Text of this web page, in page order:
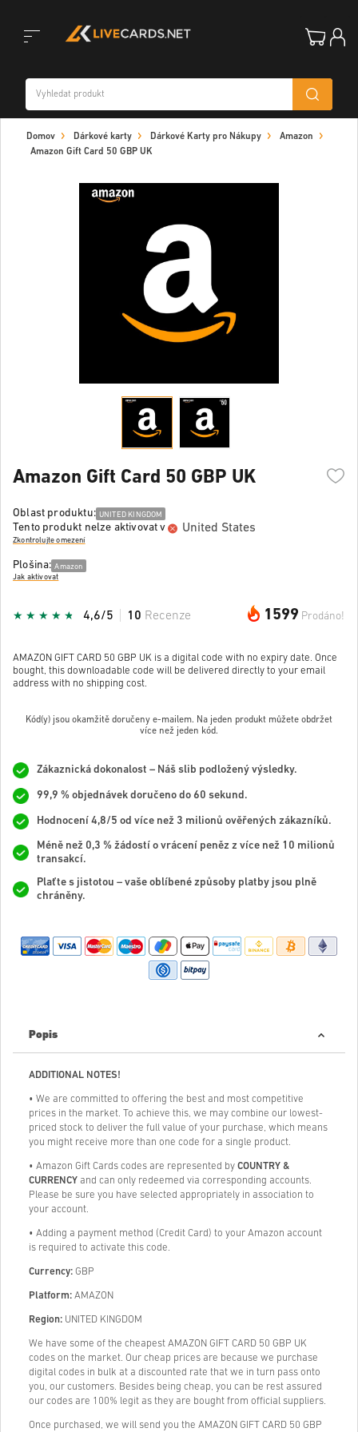
navigation
Domov Dárkové karty Dárkové Karty pro Nákupy
Amazon
Amazon Gift Card 50 GBP UK
Amazon Gift Card 50 GBP UK
Oblast produktu: UNITED KINGDOM
Tento produkt nelze aktivovat v United States
Zkontrolujte omezení
Plošina: Amazon
Jak aktivovat
1599 Prodáno!
4,6/5 10 Recenze
AMAZON GIFT CARD 50 GBP UK is a digital code with no expiry date. Once
bought, this downloadable code will be delivered directly to your email
address with no shipping cost.
Kód(y) jsou okamžitě doručeny e-mailem. Na jeden produkt můžete obdržet
více než jeden kód.
Zákaznická dokonalost – Náš slib podložený výsledky.
99,9 % objednávek doručeno do 60 sekund.
Hodnocení 4,8/5 od více než 3 milionů ověřených zákazníků.
Méně než 0,3 % žádostí o vrácení peněz z více než 10 milionů
transakcí.
Plaťte s jistotou – vaše oblíbené způsoby platby jsou plně
chráněny.
Popis
ADDITIONAL NOTES!
• We are committed to offering the best and most competitive
prices in the market. To achieve this, we may combine our lowest-
priced stock to deliver the full value of your purchase, which means
you might receive more than one code for a single product.
• Amazon Gift Cards codes are represented by COUNTRY &
CURRENCY and can only redeemed via corresponding accounts.
Please be sure you have selected appropriately in association to
your account.
• Adding a payment method (Credit Card) to your Amazon account
is required to activate this code.
Currency: GBP
Platform: AMAZON
Region: UNITED KINGDOM
We have some of the cheapest AMAZON GIFT CARD 50 GBP UK
codes on the market. Our cheap prices are because we purchase
digital codes in bulk at a discounted rate that we in turn pass onto
you, our customers. Besides being cheap, you can be rest assured
our codes are 100% legit as they are bought from official suppliers.
Once purchased, we will send you the AMAZON GIFT CARD 50 GBP